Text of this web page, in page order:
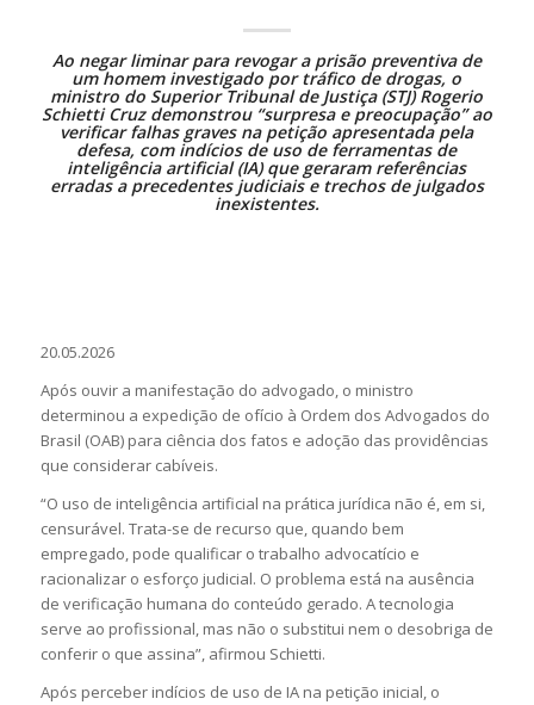
Ao negarliminarpara revogar a prisão preventivade
um homem investigado por tráfico de drogas, o
ministro do Superior Tribunal de Justiça (STJ) Rogerio
Schietti Cruz demonstrou “surpresa e preocupação” ao
verificar falhas graves na petição apresentada pela
defesa, com indícios de uso de ferramentas de
inteligência artificial (IA) que geraram referências
erradas a precedentes judiciais e trechos de julgados
inexistentes.
20.05.2026
Após ouvir a manifestação do advogado, o ministro
determinou a expedição de ofício à Ordem dos Advogados do
Brasil (OAB) para ciência dos fatos e adoção das providências
que considerar cabíveis.
“O uso de inteligência artificial na prática jurídica não é, em si,
censurável. Trata-se de recurso que, quando bem
empregado, pode qualificar o trabalho advocatício e
racionalizar o esforço judicial. O problema está na ausência
de verificação humana do conteúdo gerado. A tecnologia
serve ao profissional, mas não o substitui nem o desobriga de
conferir o que assina”, afirmou Schietti.
Após perceber indícios de uso de IA na petição inicial, o